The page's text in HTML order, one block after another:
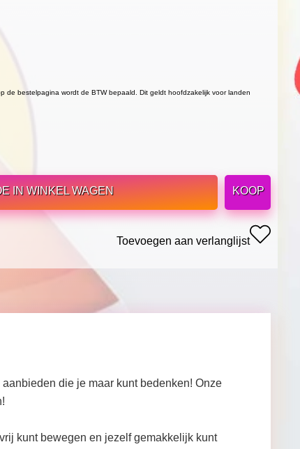
de bestelpagina wordt de BTW bepaald. Dit geldt hoofdzakelijk voor landen
IN WINKEL WAGEN
KOOP
Toevoegen aan verlanglijst
die je maar kunt bedenken! Onze
kunt bewegen en jezelf gemakkelijk kunt